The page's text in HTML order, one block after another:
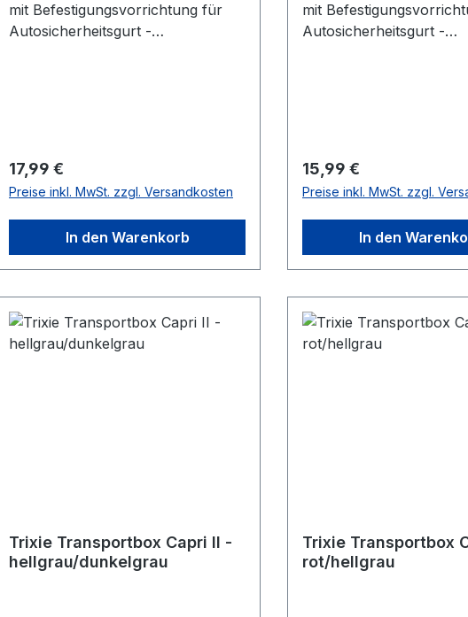
mit Befestigungsvorrichtung für
Autosicherheitsgurt -
hellgrau/flieder
Regulärer Preis:
17,99 €
Preise inkl. MwSt. zzgl. Versandkosten
In den Warenkorb
mit
Autosicherheitsgurt -
hellgrau/gelb
Regulärer Preis:
15,99 €
Preise inkl. MwSt. zzgl.
In den
Trixie Transportbox Capri II -
hellgrau/dunkelgrau
Trixie Transportbox
rot/hellgrau